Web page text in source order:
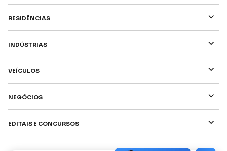
Residências ⌵
Indústrias ⌵
Veículos ⌵
Negócios ⌵
Editais e Concursos ⌵